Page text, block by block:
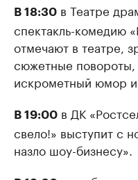
В 18:30 в Театре
спектакль-комедию
отмечают в театре,
сюжетные повороты,
искрометный юмор
В 19:00 в ДК
свело!» выступит с
назло шоу-бизнесу».